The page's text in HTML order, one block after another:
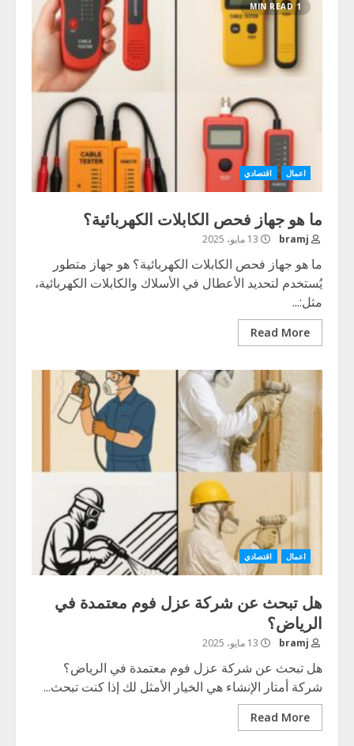
1 MIN READ
اعمال اقتصادي
ما هو جهاز فحص الكابلات الكهربائية؟
ما هو جهاز فحص الكابلات الكهربائية؟ هو جهاز متطور
يُستخدم لتحديد الأعطال في الأسلاك والكابلات الكهربائية،
مثل:...
Read More
اعمال اقتصادي
هل تبحث عن شركة عزل فوم معتمدة في
الرياض؟
هل تبحث عن شركة عزل فوم معتمدة في الرياض؟
شركة أمتار الإنشاء هي الخيار الأمثل لك إذا كنت تبحث...
Read More